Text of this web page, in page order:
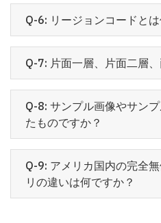
Q-6: リージョンコードと
Q-7: 片面一層、片面二層
Q-8: サンプル画像やサン
たものですか？
Q-9: アメリカ国内の完全
リの違いは何ですか？